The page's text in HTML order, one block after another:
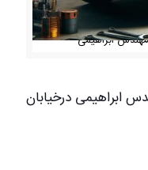
ابراهیمی
ابراهیمی درخیابان